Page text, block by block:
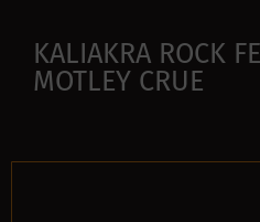
KALIAKRA ROCK
MOTLEY CRUE